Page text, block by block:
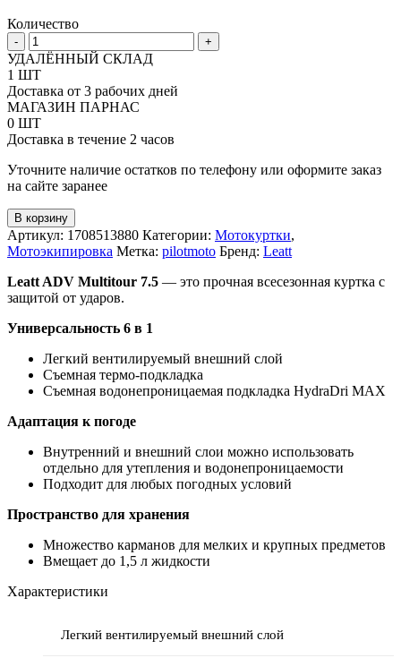
Количество
-
Количество
товара
Куртка
Leatt
MultiTour
7.5
+
УДАЛЁННЫЙ СКЛАД
1 ШТ
Доставка от 3 рабочих дней
МАГАЗИН ПАРНАС
0 ШТ
Доставка в течение 2 часов
Уточните наличие остатков по телефону или оформите заказ
на сайте заранее
В корзину
Артикул: 1708513880 Категории: Мотокуртки,
Мотоэкипировка Метка: pilotmoto Бренд: Leatt
Leatt ADV Multitour 7.5 — это прочная всесезонная куртка с
защитой от ударов.
Универсальность 6 в 1
Легкий вентилируемый внешний слой
Съемная термо-подкладка
Съемная водонепроницаемая подкладка HydraDri MAX
Адаптация к погоде
Внутренний и внешний слои можно использовать
отдельно для утепления и водонепроницаемости
Подходит для любых погодных условий
Пространство для хранения
Множество карманов для мелких и крупных предметов
Вмещает до 1,5 л жидкости
Характеристики
Легкий вентилируемый внешний слой